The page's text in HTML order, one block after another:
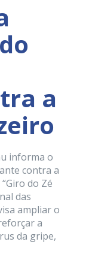
a
informa o
contra a
do Zé
das
ampliar o
a
da gripe,